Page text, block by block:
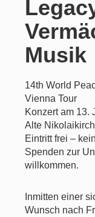
Musik
14th World
Vienna Tour
Konzert am 13.
Alte
Eintritt frei –
Spenden zur
willkommen.
Inmitten einer
Wunsch nach